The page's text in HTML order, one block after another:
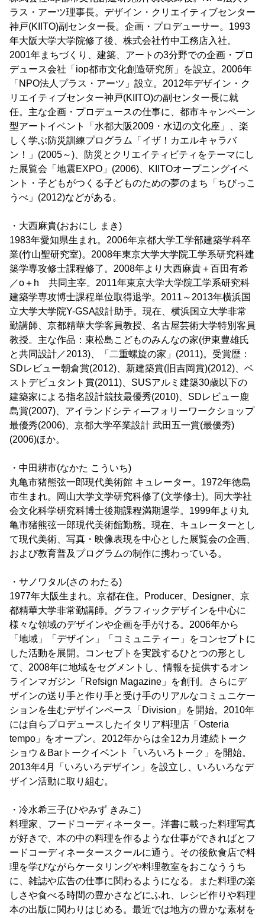
ラス・アーツ理事長。デザイン・クリエイティブセンター
神戸(KIITO)副センター長。企画・プロデューサー。1993
年大阪大学大学院修了後、株式会社竹中工務店入社。
2001年まちづくり、建築、アートの3分野での企画・プロ
デュース会社「iop都市文化創造研究所」を設立。2006年
「NPO法人プラス・アーツ」設立。2012年デザイン・ク
リエイティブセンター神戸(KIITO)の副センター長に就
任。主な企画・プロデュースの仕事に、都市キャンペーン
型アートイベント「水都大阪2009・水辺の文化座」、楽
しく学ぶ防災訓練プログラム「イザ！カエルキャラバ
ン！」(2005～)、防災とクリエイティビティをテーマにし
た展覧会「地震EXPO」(2006)、KIITOオープニングイベ
ント・子どもがつくる子どものための夢のまち「ちびっこ
うべ」(2012)などがある。
・大西麻貴(おおにし まき)
1983年愛知県生まれ。2006年京都大学工学部建築学科卒
業(竹山聖研究室)。2008年東京大学大学院工学系研究科建
築学専攻修士課程修了。2008年より大西麻貴＋百田有希
／o＋h 共同主宰。2011年東京大学大学院工学系研究科
建築学専攻博士課程単位取得退学。2011～2013年横浜国
立大学大学院Y-GSA設計助手。現在、横浜国立大学非常
勤講師、京都精華大学客員教授、名古屋芸術大学特別客員
教授。主な作品：東松島こどものみんなの家(伊東豊雄氏
と共同設計／2013)、「二重螺旋の家」(2011)。受賞歴：
SDレビュー朝倉賞(2012)、新建築賞(旧吉岡賞)(2012)、ベ
ストデビュタント賞(2011)、SUSアルミ建築30歳以下の
建築家による指名設計競技最優秀(2010)、SDレビュー鹿
島賞(2007)、アイランドシティ―フォリーワークショップ
最優秀(2006)、京都大学卒業設計 武田五一賞(最優秀)
(2006)ほか。
・中田耕市(なかた こういち)
丸亀市猪熊弦一郎現代美術館 キュレーター。1972年徳島
市生まれ。岡山大学文学研究科修了(文学修士)。同大学社
会文化科学研究科博士後期課程満期退学。1999年より丸
亀市猪熊弦一郎現代美術館勤務。現在、キュレーターとし
て現代美術、写真・映像表現を中心とした展覧会の企画、
および教育普及プログラムの制作に携わっている。
・サノワタル(さの わたる)
1977年大阪生まれ。京都在住。Producer、Designer、京
都精華大学非常勤講師。グラフィックデザインを中心に
様々な領域のデザインや企画を手がける。2006年から
「地域」「デザイン」「コミュニティー」をコンセプトに
した活動を展開。コンセプトを実践するひとつの形とし
て、2008年に地域をセグメントし、情報を提供するオン
ラインマガジン「Refsign Magazine」を創刊。さらにデ
ザインの送り手と作り手と受け手のリアルなコミュニケー
ションを生むデザインペース「Division」を開始。2010年
には自らプロデュースしたイタリア料理店「Osteria
tempo」をオープン。2012年からは全12カ月連続トーク
ショウ＆Barトークイベント「いろいろトーク」を開始。
2013年4月「いろいろデザイン」を設立し、いろいろなデ
ザイン活動に取り組む。
・冷水希三子(ひやみず きみこ)
料理家、フードコーディネーター。洋書に載った料理写真
が好きで、本の中の料理を作るような仕事ができればとフ
ードコーディネータースクールに通う。その後飲食店で料
理を学びながらケータリングや料理教室をおこなううち
に、雑誌や広告の仕事に関わるようになる。また料理の楽
しさや食べる時間の豊かさなどにふれ、レシピ作りや料理
本の出版に関わりはじめる。最近では地方の豊かな素材を